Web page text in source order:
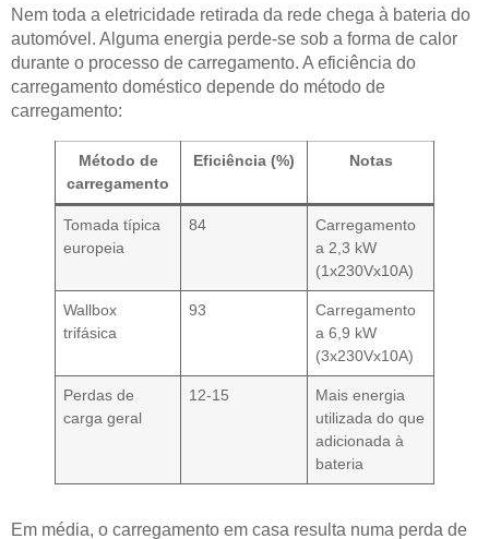
Nem toda a eletricidade retirada da rede chega à bateria do
automóvel. Alguma energia perde-se sob a forma de calor
durante o processo de carregamento. A eficiência do
carregamento doméstico depende do método de
carregamento:
Método de
carregamento
Eficiência (%) Notas
Tomada típica
europeia
84
Carregamento
a 2,3 kW
(1x230Vx10A)
Wallbox
trifásica
93
Carregamento
a 6,9 kW
(3x230Vx10A)
Perdas de
carga geral
12-15
Mais energia
utilizada do que
adicionada à
bateria
Em média, o carregamento em casa resulta numa perda de